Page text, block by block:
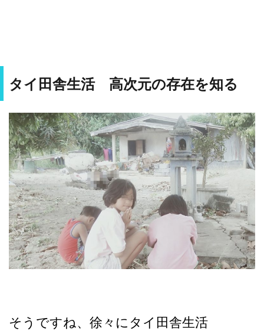
タイ田舎生活 高次元の存在を知る
そうですね、徐々にタイ田舎生活